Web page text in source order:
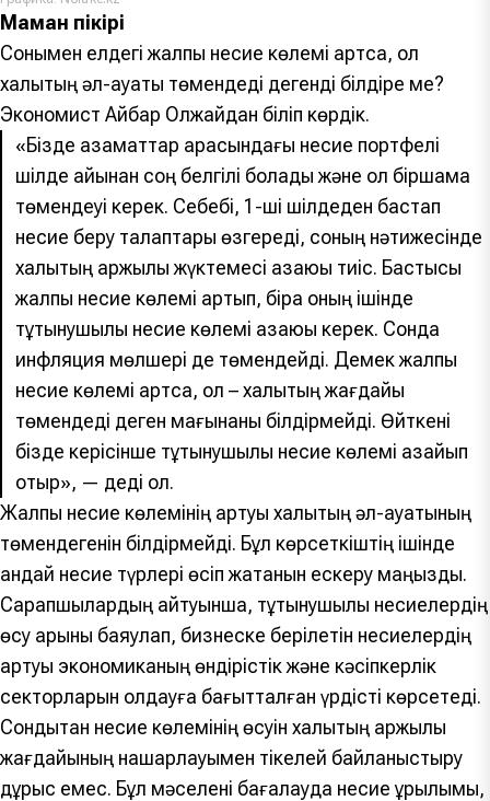
Маман пікірі
Сонымен елдегі жалпы несие көлемі артса, ол
халықтың әл-ауқаты төмендеді дегенді білдіре ме?
Экономист Айбар Олжайдан біліп көрдік.
«Бізде азаматтар арасындағы несие портфелі
шілде айынан соң белгілі болады және ол біршама
төмендеуі керек. Себебі, 1-ші шілдеден бастап
несие беру талаптары өзгереді, соның нәтижесінде
халықтың қаржылық жүктемесі азаюы тиіс. Бастысы
жалпы несие көлемі артып, бірақ оның ішінде
тұтынушылық несие көлемі азаюы керек. Сонда
инфляция мөлшері де төмендейді. Демек жалпы
несие көлемі артса, ол – халықтың жағдайы
төмендеді деген мағынаны білдірмейді. Өйткені
бізде керісінше тұтынушылық несие көлемі азайып
отыр», — деді ол.
Жалпы несие көлемінің артуы халықтың әл-ауқатының
төмендегенін білдірмейді. Бұл көрсеткіштің ішінде
қандай несие түрлері өсіп жатқанын ескеру маңызды.
Сарапшылардың айтуынша, тұтынушылық несиелердің
өсу қарқыны баяулап, бизнеске берілетін несиелердің
артуы экономиканың өндірістік және кәсіпкерлік
секторларын қолдауға бағытталған үрдісті көрсетеді.
Сондықтан несие көлемінің өсуін халықтың қаржылық
жағдайының нашарлауымен тікелей байланыстыру
дұрыс емес. Бұл мәселені бағалауда несие құрылымы,